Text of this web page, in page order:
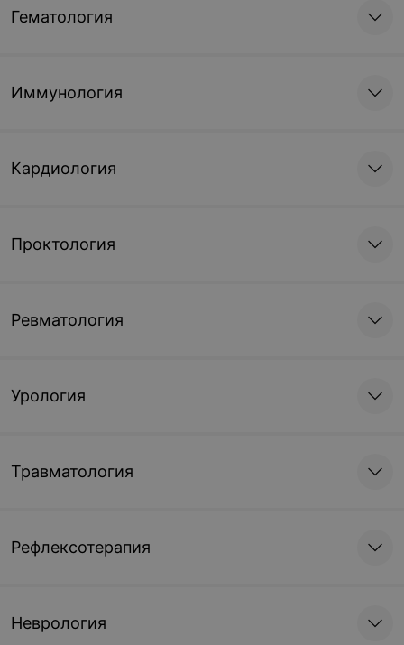
Гематология
Иммунология
Кардиология
Проктология
Ревматология
Урология
Травматология
Рефлексотерапия
Неврология